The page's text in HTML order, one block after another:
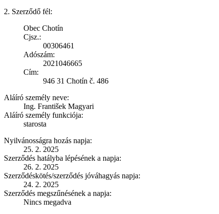
2. Szerződő fél:
Obec Chotín
Cjsz.:
00306461
Adószám:
2021046665
Cím:
946 31 Chotín č. 486
Aláíró személy neve:
Ing. František Magyari
Aláíró személy funkciója:
starosta
Nyilvánosságra hozás napja:
25. 2. 2025
Szerződés hatályba lépésének a napja:
26. 2. 2025
Szerződéskötés/szerződés jóváhagyás napja:
24. 2. 2025
Szerződés megszűnésének a napja:
Nincs megadva